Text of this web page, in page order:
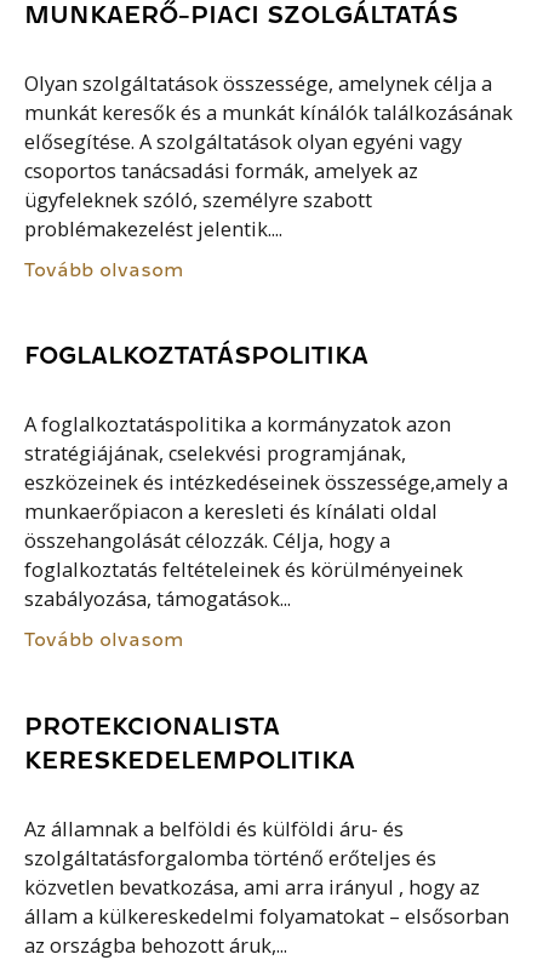
MUNKAERŐ-PIACI SZOLGÁLTATÁS
Olyan szolgáltatások összessége, amelynek célja a
munkát keresők és a munkát kínálók találkozásának
elősegítése. A szolgáltatások olyan egyéni vagy
csoportos tanácsadási formák, amelyek az
ügyfeleknek szóló, személyre szabott
problémakezelést jelentik....
Tovább olvasom
FOGLALKOZTATÁSPOLITIKA
A foglalkoztatáspolitika a kormányzatok azon
stratégiájának, cselekvési programjának,
eszközeinek és intézkedéseinek összessége,amely a
munkaerőpiacon a keresleti és kínálati oldal
összehangolását célozzák. Célja, hogy a
foglalkoztatás feltételeinek és körülményeinek
szabályozása, támogatások...
Tovább olvasom
PROTEKCIONALISTA
KERESKEDELEMPOLITIKA
Az államnak a belföldi és külföldi áru- és
szolgáltatásforgalomba történő erőteljes és
közvetlen bevatkozása, ami arra irányul , hogy az
állam a külkereskedelmi folyamatokat – elsősorban
az országba behozott áruk,...